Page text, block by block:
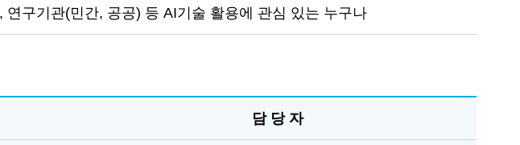
구기관(민간, 공공) 등 AI기술 활용에 관심 있는 누구나
담 당 자